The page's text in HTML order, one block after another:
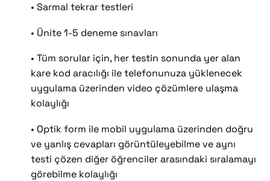
• Sarmal tekrar testleri
• Ünite 1-5 deneme sınavları
• Tüm sorular için, her testin sonunda yer alan
kare kod aracılığı ile telefonunuza yüklenecek
uygulama üzerinden video çözümlere ulaşma
kolaylığı
• Optik form ile mobil uygulama üzerinden doğru
ve yanlış cevapları görüntüleyebilme ve aynı
testi çözen diğer öğrenciler arasındaki sıralamayı
görebilme kolaylığı